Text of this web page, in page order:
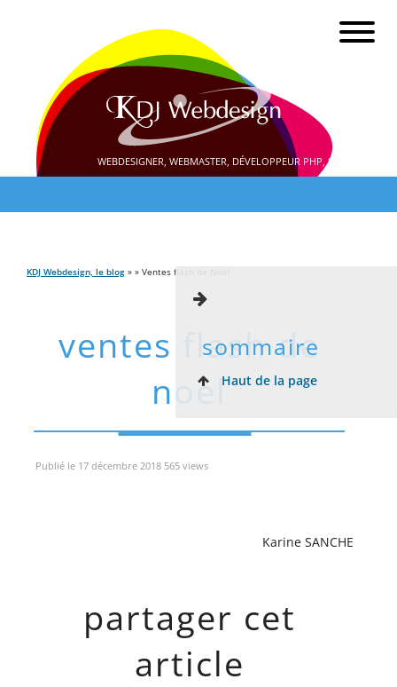
WEBDESIGNER, WEBMASTER, DÉVELOPPEUR PHP, SEO
KDJ Webdesign, le blog » » Ventes flash de Noël
ventes flash de
noël
sommaire
Haut de la page
Publié le 17 décembre 2018 565 views
Karine SANCHE
partager cet
article